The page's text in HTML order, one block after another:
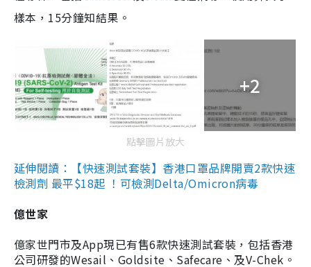
樣本，15分鐘知結果。
+2
點擊圖片放大
延伸閱讀：【快速測試套裝】香港口罩品牌開賣2款快速
檢測劑 最平$18起 ！可檢測Delta/Omicron病毒
億世家
億家世門市及App現已有售6款快速測試套裝，包括香港
公司研發的Wesail、Goldsite、Safecare、及V-Chek。